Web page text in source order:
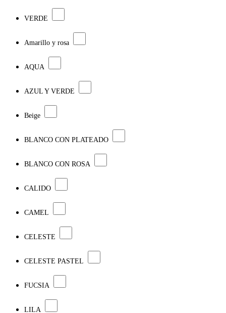
VERDE
Amarillo y rosa
AQUA
AZUL Y VERDE
Beige
BLANCO CON PLATEADO
BLANCO CON ROSA
CALIDO
CAMEL
CELESTE
CELESTE PASTEL
FUCSIA
LILA